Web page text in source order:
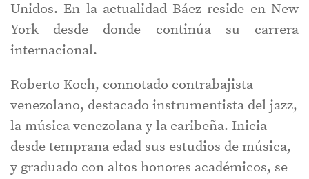
Unidos. En la actualidad Báez reside en New
York desde donde continúa su carrera
internacional.
Roberto Koch, connotado contrabajista
venezolano, destacado instrumentista del jazz,
la música venezolana y la caribeña. Inicia
desde temprana edad sus estudios de música,
y graduado con altos honores académicos, se